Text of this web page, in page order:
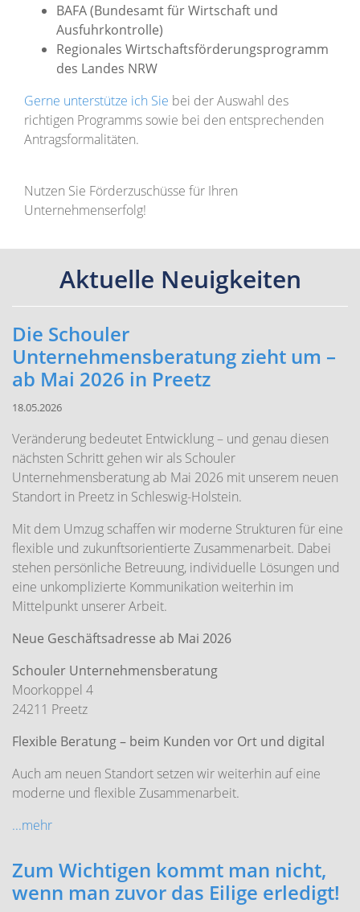
BAFA (Bundesamt für Wirtschaft und
Ausfuhrkontrolle)
Regionales Wirtschaftsförderungsprogramm
des Landes NRW
Gerne unterstütze ich Sie bei der Auswahl des
richtigen Programms sowie bei den entsprechenden
Antragsformalitäten.
Nutzen Sie Förderzuschüsse für Ihren
Unternehmenserfolg!
Aktuelle Neuigkeiten
Die Schouler
Unternehmensberatung zieht um –
ab Mai 2026 in Preetz
18.05.2026
Veränderung bedeutet Entwicklung – und genau diesen
nächsten Schritt gehen wir als Schouler
Unternehmensberatung ab Mai 2026 mit unserem neuen
Standort in Preetz in Schleswig-Holstein.
Mit dem Umzug schaffen wir moderne Strukturen für eine
flexible und zukunftsorientierte Zusammenarbeit. Dabei
stehen persönliche Betreuung, individuelle Lösungen und
eine unkomplizierte Kommunikation weiterhin im
Mittelpunkt unserer Arbeit.
Neue Geschäftsadresse ab Mai 2026
Schouler Unternehmensberatung
Moorkoppel 4
24211 Preetz
Flexible Beratung – beim Kunden vor Ort und digital
Auch am neuen Standort setzen wir weiterhin auf eine
moderne und flexible Zusammenarbeit.
...mehr
Zum Wichtigen kommt man nicht,
wenn man zuvor das Eilige erledigt!